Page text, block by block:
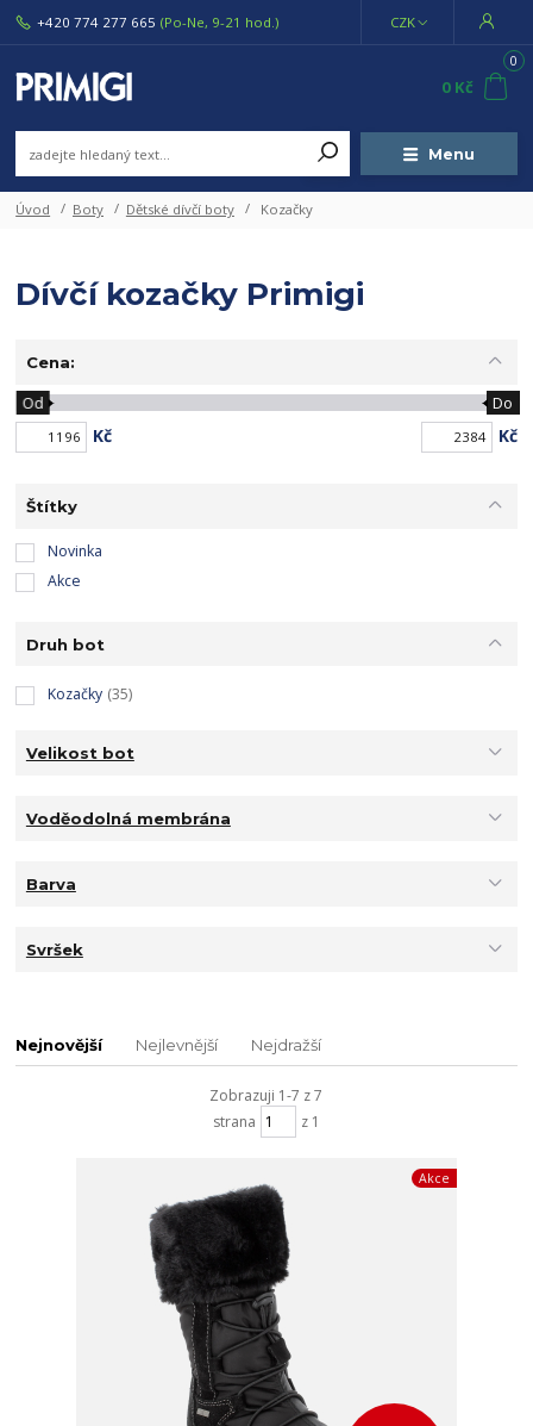
Menu
CZK
+420 774 277 665 (Po-Ne, 9-21 hod.)
0
0 Kč
Úvod Boty Dětské dívčí boty Kozačky
Dívčí kozačky Primigi
Cena:
Kč
Od Do
Kč
Štítky
Novinka
Akce
Druh bot
Kozačky (35)
Velikost bot
Voděodolná membrána
Barva
Svršek
Nejnovější Nejlevnější Nejdražší
Zobrazuji 1-7 z 7
strana
z 1
Akce